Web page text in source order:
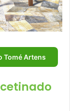
Tomé Artens